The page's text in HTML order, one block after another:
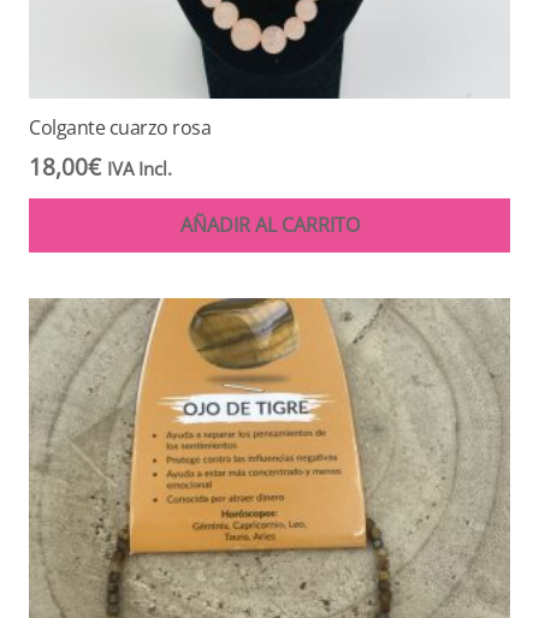
Colgante cuarzo rosa
18,00€ IVA Incl.
AÑADIR AL CARRITO